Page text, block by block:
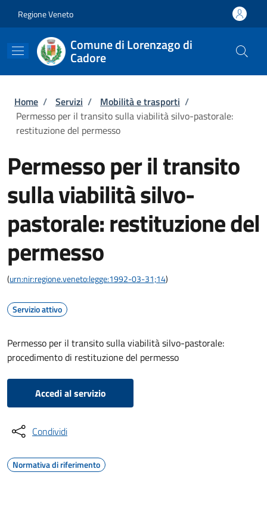
Regione Veneto
Comune di Lorenzago di
Cadore
Briciole di pane
Home / Servizi / Mobilità e trasporti /
Permesso per il transito sulla viabilità silvo-pastorale:
restituzione del permesso
Permesso per il transito
sulla viabilità silvo-
pastorale: restituzione del
permesso
(urn:nir:regione.veneto:legge:1992-03-31;14)
Servizio attivo
Permesso per il transito sulla viabilità silvo-pastorale:
procedimento di restituzione del permesso
Accedi al servizio
Condividi
Normativa di riferimento